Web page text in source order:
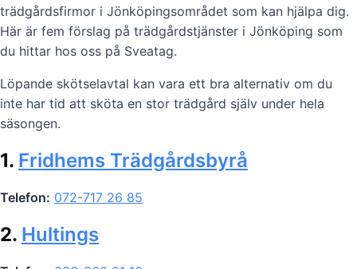
trädgårdsfirmor i Jönköpingsområdet som kan hjälpa dig.
Här är fem förslag på trädgårdstjänster i Jönköping som
du hittar hos oss på Sveatag.
Löpande skötselavtal kan vara ett bra alternativ om du
inte har tid att sköta en stor trädgård själv under hela
säsongen.
1. Fridhems Trädgårdsbyrå
Telefon: 072-717 26 85
2. Hultings